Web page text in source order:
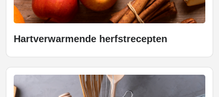
Hartverwarmende herfstrecepten